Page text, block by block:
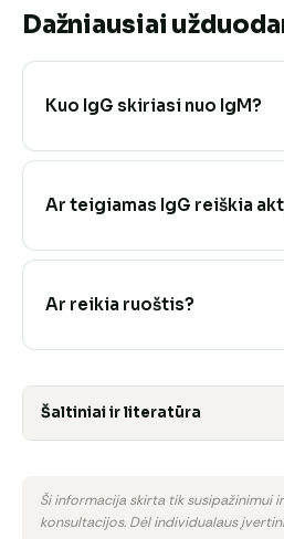
Dažniausiai
Kuo IgG skiriasi nuo IgM?
Ar teigiamas IgG reiškia
Ar reikia ruoštis?
Šaltiniai ir literatūra
Ši informacija skirta tik susipažinimui
konsultacijos. Dėl individualaus